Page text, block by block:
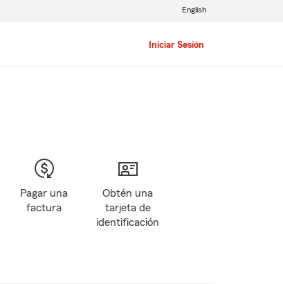
Iniciar Sesión
English
Pagar una
factura
Obtén una
tarjeta de
identificación